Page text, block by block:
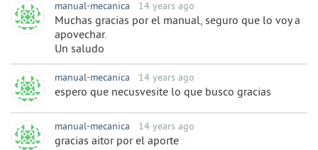
manual-mecanica 14 years ago
Muchas gracias por el manual, seguro que lo voy a
apovechar.
Un saludo
manual-mecanica 14 years ago
espero que necusvesite lo que busco gracias
manual-mecanica 14 years ago
gracias aitor por el aporte